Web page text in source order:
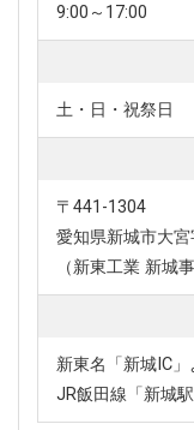
9:00～17:00
土・日・祝祭日
〒441-1304
愛知県新城市大
（新東工業 新城
新東名「新城IC
JR飯田線「新城